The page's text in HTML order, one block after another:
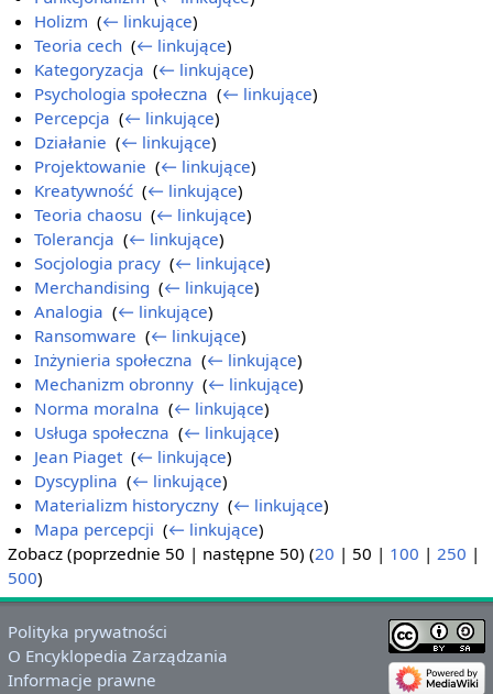
Holizm ‎(← linkujące)
Teoria cech ‎(← linkujące)
Kategoryzacja ‎(← linkujące)
Psychologia społeczna ‎(← linkujące)
Percepcja ‎(← linkujące)
Działanie ‎(← linkujące)
Projektowanie ‎(← linkujące)
Kreatywność ‎(← linkujące)
Teoria chaosu ‎(← linkujące)
Tolerancja ‎(← linkujące)
Socjologia pracy ‎(← linkujące)
Merchandising ‎(← linkujące)
Analogia ‎(← linkujące)
Ransomware ‎(← linkujące)
Inżynieria społeczna ‎(← linkujące)
Mechanizm obronny ‎(← linkujące)
Norma moralna ‎(← linkujące)
Usługa społeczna ‎(← linkujące)
Jean Piaget ‎(← linkujące)
Dyscyplina ‎(← linkujące)
Materializm historyczny ‎(← linkujące)
Mapa percepcji ‎(← linkujące)
Zobacz (poprzednie 50 | następne 50) (20 | 50 | 100 | 250 |
500)
Polityka prywatności
O Encyklopedia Zarządzania
Informacje prawne